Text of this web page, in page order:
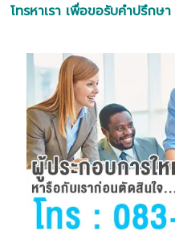
โทรหาเรา เพื่อขอรับคำปรึกษา